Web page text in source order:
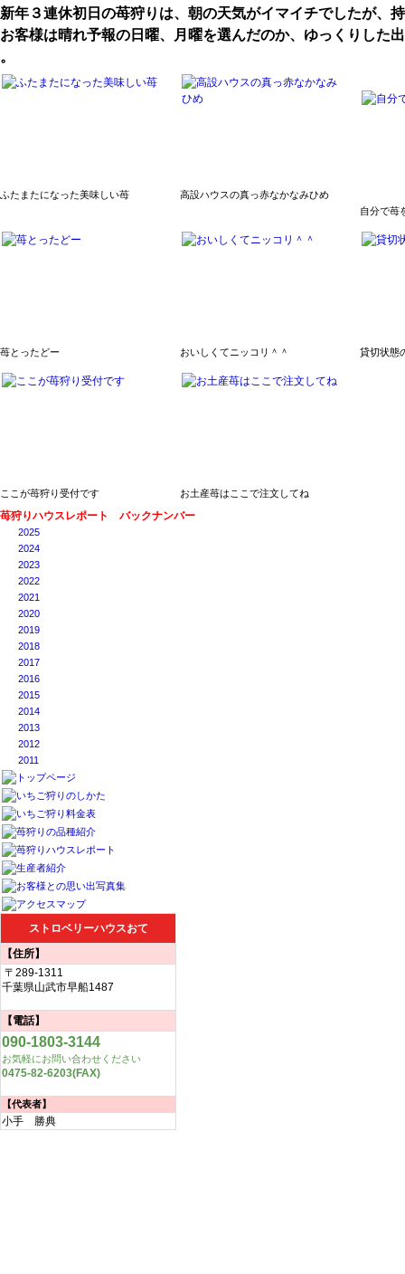
新年３連休初日の苺狩りは、朝の天気がイマイチでしたが、
お客様は晴れ予報の日曜、月曜を選んだのか、ゆっくりした
。
ふたまたになった美味しい苺
高設ハウスの真っ赤なかなみひめ
自分で苺
苺とったどー おいしくてニッコリ＾＾ 貸切状態
ここが苺狩り受付です お土産苺はここで注文してね
苺狩りハウスレポート バックナンバー
2025
2024
2023
2022
2021
2020
2019
2018
2017
2016
2015
2014
2013
2012
2011
ストロベリーハウスおて
【住所】
〒289-1311
千葉県山武市早船1487
【電話】
090-1803-3144
お気軽にお問い合わせください
0475-82-6203(FAX)
【代表者】
小手 勝典